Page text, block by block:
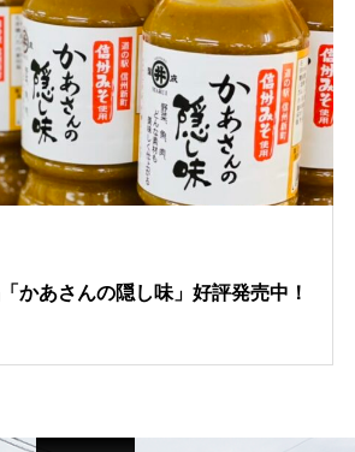
かあさんの隠し味」好評発売中！